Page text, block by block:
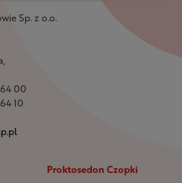
Sp. z o.o.
00
10
Proktosedon Czopki